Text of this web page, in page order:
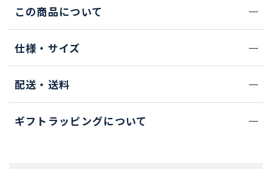
この商品について
仕様・サイズ
配送・送料
ギフトラッピングについて